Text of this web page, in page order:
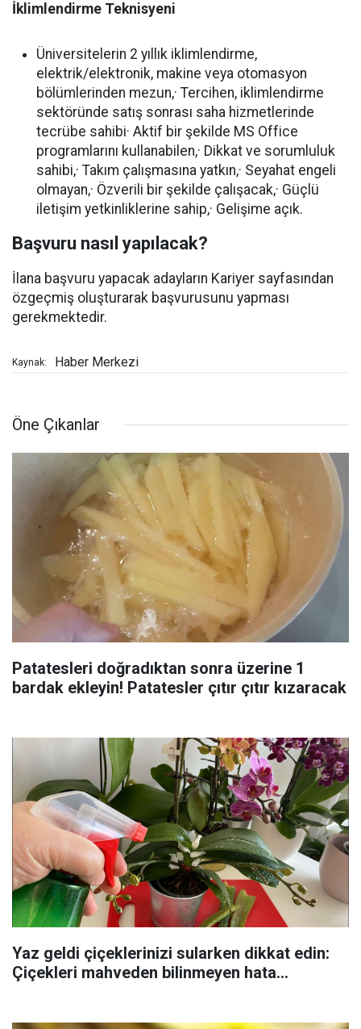
İklimlendirme Teknisyeni
Üniversitelerin 2 yıllık iklimlendirme,
elektrik/elektronik, makine veya otomasyon
bölümlerinden mezun,· Tercihen, iklimlendirme
sektöründe satış sonrası saha hizmetlerinde
tecrübe sahibi· Aktif bir şekilde MS Office
programlarını kullanabilen,· Dikkat ve sorumluluk
sahibi,· Takım çalışmasına yatkın,· Seyahat engeli
olmayan,· Özverili bir şekilde çalışacak,· Güçlü
iletişim yetkinliklerine sahip,· Gelişime açık.
Başvuru nasıl yapılacak?
İlana başvuru yapacak adayların Kariyer sayfasından
özgeçmiş oluşturarak başvurusunu yapması
gerekmektedir.
Kaynak: Haber Merkezi
Öne Çıkanlar
Patatesleri doğradıktan sonra üzerine 1
bardak ekleyin! Patatesler çıtır çıtır kızaracak
Yaz geldi çiçeklerinizi sularken dikkat edin:
Çiçekleri mahveden bilinmeyen hata...